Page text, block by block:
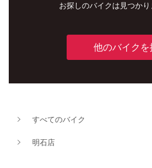
お探しのバイクは見つかり
他のバイクを
すべてのバイク
明石店